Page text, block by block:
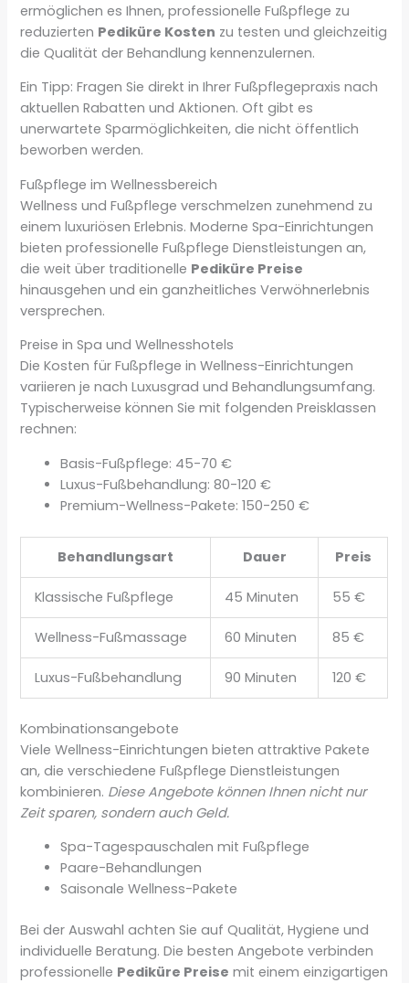
ermöglichen es Ihnen, professionelle Fußpflege zu
reduzierten Pediküre Kosten zu testen und gleichzeitig
die Qualität der Behandlung kennenzulernen.
Ein Tipp: Fragen Sie direkt in Ihrer Fußpflegepraxis nach
aktuellen Rabatten und Aktionen. Oft gibt es
unerwartete Sparmöglichkeiten, die nicht öffentlich
beworben werden.
Fußpflege im Wellnessbereich
Wellness und Fußpflege verschmelzen zunehmend zu
einem luxuriösen Erlebnis. Moderne Spa-Einrichtungen
bieten professionelle Fußpflege Dienstleistungen an,
die weit über traditionelle Pediküre Preise
hinausgehen und ein ganzheitliches Verwöhnerlebnis
versprechen.
Preise in Spa und Wellnesshotels
Die Kosten für Fußpflege in Wellness-Einrichtungen
variieren je nach Luxusgrad und Behandlungsumfang.
Typischerweise können Sie mit folgenden Preisklassen
rechnen:
Basis-Fußpflege: 45-70 €
Luxus-Fußbehandlung: 80-120 €
Premium-Wellness-Pakete: 150-250 €
Behandlungsart Dauer Preis
Klassische Fußpflege 45 Minuten 55 €
Wellness-Fußmassage 60 Minuten 85 €
Luxus-Fußbehandlung 90 Minuten 120 €
Kombinationsangebote
Viele Wellness-Einrichtungen bieten attraktive Pakete
an, die verschiedene Fußpflege Dienstleistungen
kombinieren. Diese Angebote können Ihnen nicht nur
Zeit sparen, sondern auch Geld.
Spa-Tagespauschalen mit Fußpflege
Paare-Behandlungen
Saisonale Wellness-Pakete
Bei der Auswahl achten Sie auf Qualität, Hygiene und
individuelle Beratung. Die besten Angebote verbinden
professionelle Pediküre Preise mit einem einzigartigen